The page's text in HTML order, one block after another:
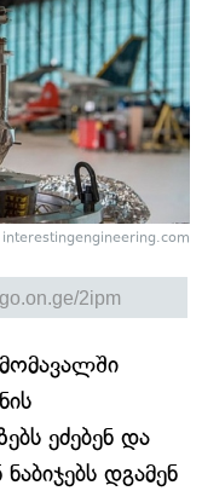
ეძებენ და
დგამენ